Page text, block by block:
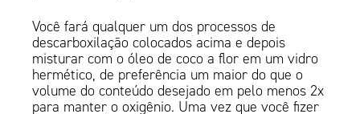
Você fará qualquer um dos processos de
descarboxilação colocados acima e depois
misturar com o óleo de coco a flor em um vidro
hermético, de preferência um maior do que o
volume do conteúdo desejado em pelo menos 2x
para manter o oxigênio. Uma vez que você fizer